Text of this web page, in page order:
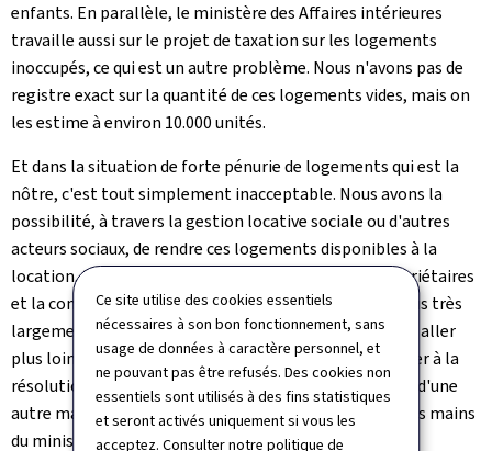
Ce site utilise des cookies essentiels
nécessaires à son bon fonctionnement, sans
usage de données à caractère personnel, et
ne pouvant pas être refusés. Des cookies non
essentiels sont utilisés à des fins statistiques
et seront activés uniquement si vous les
acceptez. Consulter notrepolitique de
enfants. En parallèle, le ministère des Affaires intérieures
travaille aussi sur le projet de taxation sur les logements
inoccupés, ce qui est un autre problème. Nous n'avons pas de
registre exact sur la quantité de ces logements vides, mais on
les estime à environ 10.000 unités.
Et dans la situation de forte pénurie de logements qui est la
nôtre, c'est tout simplement inacceptable. Nous avons la
possibilité, à travers la gestion locative sociale ou d'autres
acteurs sociaux, de rendre ces logements disponibles à la
location, tout en garantissant l'état du bien aux propriétaires
et la continuité du paiement des loyers, qui sont en plus très
largement défiscalisés. Maintenant, je pense qu'il faut aller
plus loin: ceux qui ne souhaitent toujours pas contribuer à la
résolution de la crise du logement doivent alors payer d'une
autre manière et être taxés. Mais tout cela est entre les mains
du ministère des Affaires intérieures.